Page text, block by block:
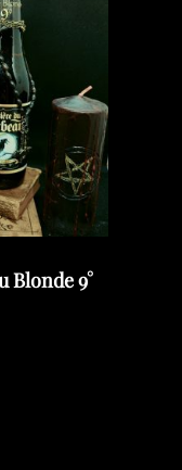
Blonde 9°